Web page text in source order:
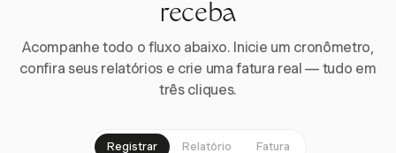
receba
Acompanhe todo o fluxo abaixo. Inicie um cronômetro,
confira seus relatórios e crie uma fatura real — tudo em
três cliques.
Registrar Relatório Fatura